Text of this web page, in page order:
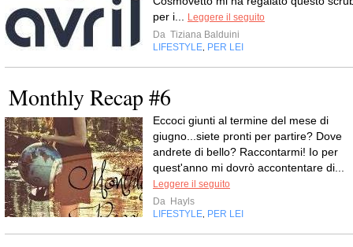
per i...
Leggere il seguito
Da Tiziana Balduini
LIFESTYLE PER LEI
Monthly Recap #6
Eccoci giunti al termine del mese di
giugno...siete pronti per partire? Dove
andrete di bello? Raccontarmi! Io per
quest'anno mi dovrò accontentare di...
Leggere il seguito
Da Hayls
LIFESTYLE PER LEI